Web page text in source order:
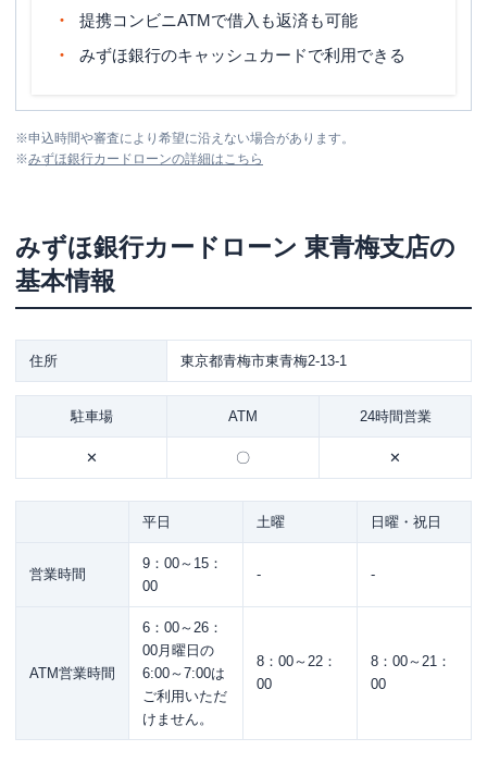
提携コンビニATMで借入も返済も可能
みずほ銀行のキャッシュカードで利用できる
※申込時間や審査により希望に沿えない場合があります。
※みずほ銀行カードローンの詳細はこちら
みずほ銀行カードローン 東青梅支店の
基本情報
住所 東京都青梅市東青梅2-13-1
駐車場 ATM 24時間営業
✕ 〇 ✕
平日 土曜 日曜・祝日
営業時間
9：00～15：
00
- -
ATM営業時間
6：00～26：
00月曜日の
6:00～7:00は
ご利用いただ
けません。
8：00～22：
00
8：00～21：
00